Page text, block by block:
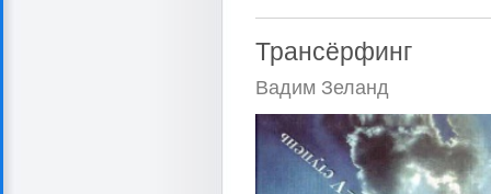
Трансёрфинг
Вадим Зеланд